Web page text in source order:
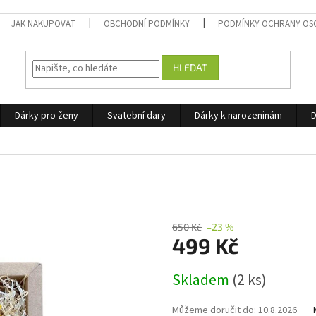
JAK NAKUPOVAT OBCHODNÍ PODMÍNKY PODMÍNKY OCHRANY
HLEDAT
Dárky pro ženy Svatební dary Dárky k narozeninám
650 Kč –23 %
499 Kč
cena:
Skladem (2 ks)
Můžeme doručit do: 10.8.2026